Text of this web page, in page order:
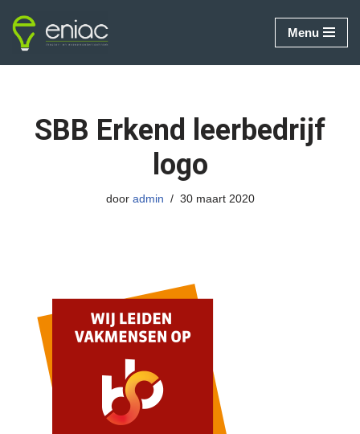
Ga
naar
Menu
SBB Erkend leerbedrijf
logo
door admin 30 maart 2020